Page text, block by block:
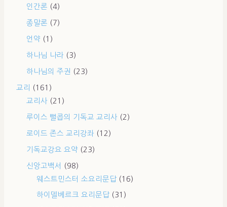
인간론 (4)
종말론 (7)
언약 (1)
하나님 나라 (3)
하나님의 주권 (23)
교리
(161)
교리사 (21)
루이스 뻘콥의 기독교 교리사 (2)
로이드 존스 교리강좌 (12)
기독교강요 요약 (23)
신앙고백서
(98)
웨스트민스터 소요리문답(16)
하이델베르크 요리문답(31)